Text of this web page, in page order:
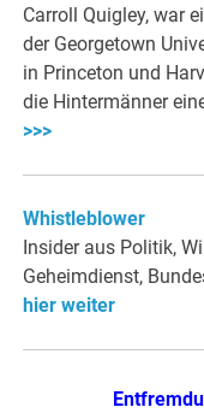
Carroll Quigley, war
der Georgetown
in Princeton und
die Hintermänner
>>>
Whistleblower
Insider aus Politik,
Geheimdienst,
hier weiter